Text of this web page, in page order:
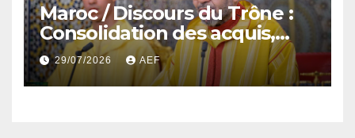
Maroc / Discours du Trône :
Consolidation des acquis,
résilience économique et
affirmation d’une
souveraineté stratégique
29/07/2026 AEF